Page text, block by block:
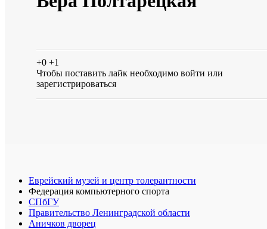
+0 +1
Чтобы поставить лайк необходимо войти или
зарегистрироваться
Еврейский музей и центр толерантности
Федерация компьютерного спорта
СПбГУ
Правительство Ленинградской области
Аничков дворец